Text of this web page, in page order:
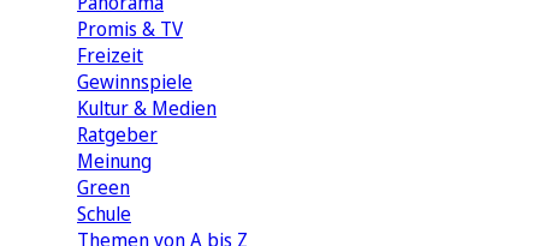
Promis & TV
Freizeit
Gewinnspiele
Kultur & Medien
Ratgeber
Meinung
Green
Schule
Themen von A bis Z